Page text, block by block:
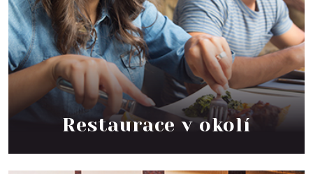
Restaurace v okolí